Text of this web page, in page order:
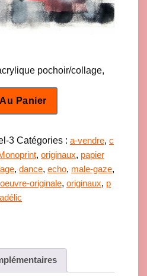
pochoir/collage,
Panier
3 Catégories : a-vendre, c
, originaux, papier
, dance, echo, male-gaze,
oeuvre-originale, originaux, p